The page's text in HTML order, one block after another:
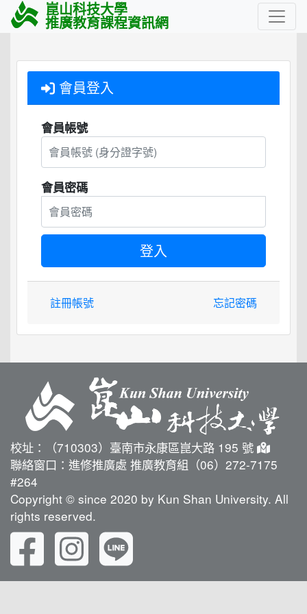
崑山科技大學
推廣教育課程資訊網
會員登入
會員帳號
會員密碼
註冊帳號 忘記密碼
校址：（710303）臺南市永康區崑大路 195 號
聯絡窗口：進修推廣處 推廣教育組（06）272-7175
#264
Copyright © since 2020 by Kun Shan University. All
rights reserved.